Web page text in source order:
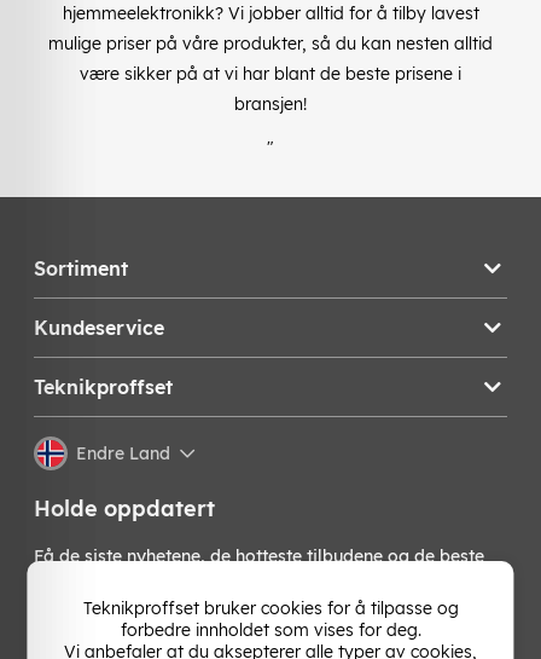
hjemmeelektronikk? Vi jobber alltid for å tilby lavest
mulige priser på våre produkter, så du kan nesten alltid
være sikker på at vi har blant de beste prisene i
bransjen!
"
Sortiment
Kundeservice
Teknikproffset
Endre Land
Holde oppdatert
Få de siste nyhetene, de hotteste tilbudene og de beste
nyhetsbrev!
Teknikproffset bruker cookies for å tilpasse og
forbedre innholdet som vises for deg.
Vi anbefaler at du aksepterer alle typer av cookies,